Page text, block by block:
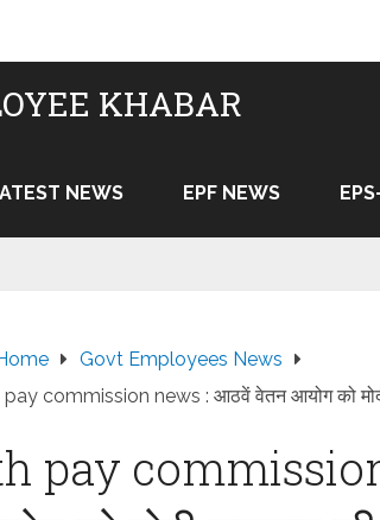
KHABAR
NEWS EPF NEWS
Govt Employees News
commission news : आठवें वेतन आयोग को
pay